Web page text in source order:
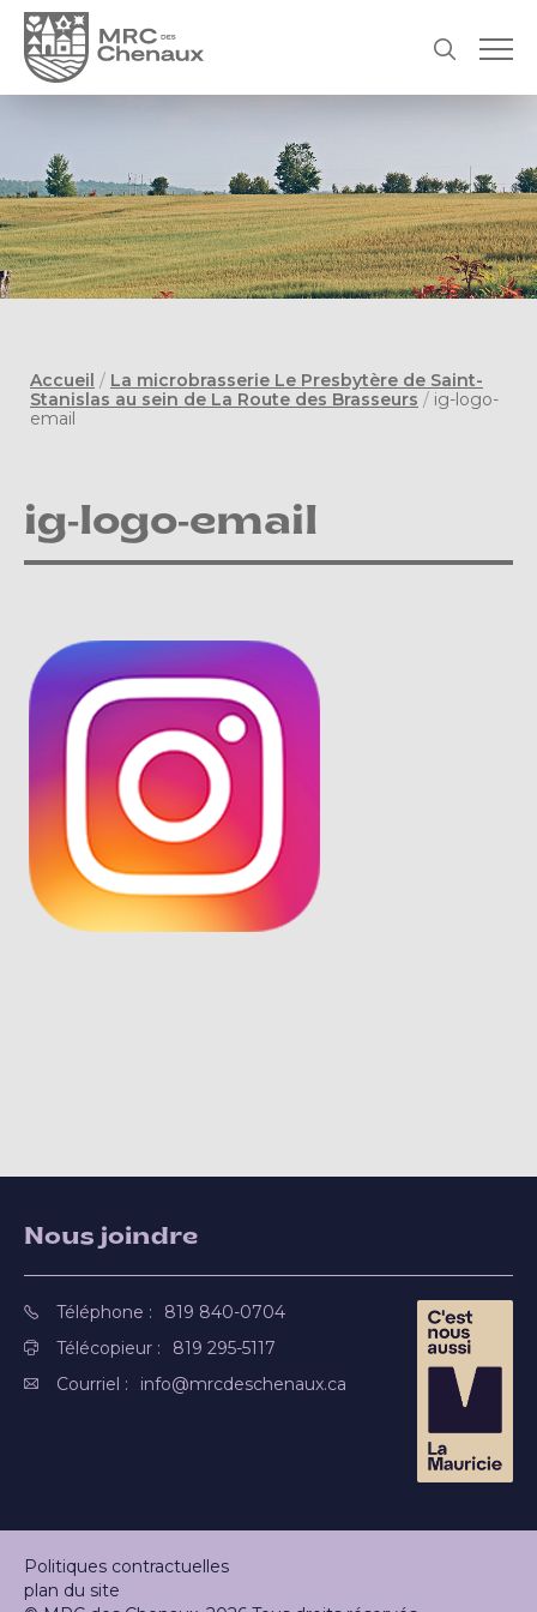
Accueil / La microbrasserie Le Presbytère de Saint-
Stanislas au sein de La Route des Brasseurs / ig-logo-
email
ig-logo-email
Nous joindre
Téléphone :
819 840-0704
Télécopieur :
819 295-5117
Courriel :
info@mrcdeschenaux.ca
Politiques contractuelles
plan du site